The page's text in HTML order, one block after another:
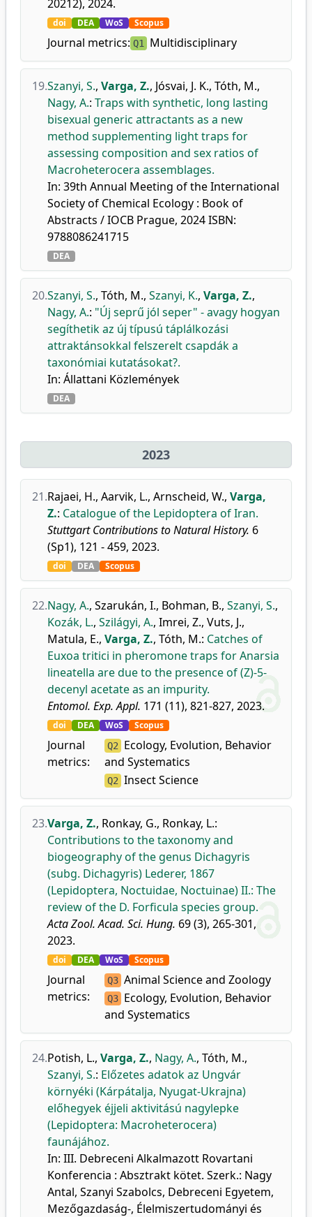
20212), 2024.
doi DEA WoS Scopus
Journal metrics: Q1 Multidisciplinary
19.Szanyi, S., Varga, Z., Jósvai, J. K., Tóth, M.,
Nagy, A.: Traps with synthetic, long lasting
bisexual generic attractants as a new
method supplementing light traps for
assessing composition and sex ratios of
Macroheterocera assemblages.
In: 39th Annual Meeting of the International
Society of Chemical Ecology : Book of
Abstracts / IOCB Prague, 2024 ISBN:
9788086241715
DEA
20.Szanyi, S., Tóth, M., Szanyi, K., Varga, Z.,
Nagy, A.: "Új seprű jól seper" - avagy hogyan
segíthetik az új típusú táplálkozási
attraktánsokkal felszerelt csapdák a
taxonómiai kutatásokat?.
In: Állattani Közlemények
DEA
2023
21.Rajaei, H., Aarvik, L., Arnscheid, W., Varga,
Z.: Catalogue of the Lepidoptera of Iran.
Stuttgart Contributions to Natural History. 6
(Sp1), 121 - 459, 2023.
doi DEA Scopus
22.Nagy, A., Szarukán, I., Bohman, B., Szanyi, S.,
Kozák, L., Szilágyi, A., Imrei, Z., Vuts, J.,
Matula, E., Varga, Z., Tóth, M.: Catches of
Euxoa tritici in pheromone traps for Anarsia
lineatella are due to the presence of (Z)-5-
decenyl acetate as an impurity.
Entomol. Exp. Appl. 171 (11), 821-827, 2023.
doi DEA WoS Scopus
Journal
metrics:
Q2 Ecology, Evolution, Behavior
and Systematics
Q2 Insect Science
23.Varga, Z., Ronkay, G., Ronkay, L.:
Contributions to the taxonomy and
biogeography of the genus Dichagyris
(subg. Dichagyris) Lederer, 1867
(Lepidoptera, Noctuidae, Noctuinae) II.: The
review of the D. Forficula species group.
Acta Zool. Acad. Sci. Hung. 69 (3), 265-301,
2023.
doi DEA WoS Scopus
Journal
metrics:
Q3 Animal Science and Zoology
Q3 Ecology, Evolution, Behavior
and Systematics
24.Potish, L., Varga, Z., Nagy, A., Tóth, M.,
Szanyi, S.: Előzetes adatok az Ungvár
környéki (Kárpátalja, Nyugat-Ukrajna)
előhegyek éjjeli aktivitású nagylepke
(Lepidoptera: Macroheterocera)
faunájához.
In: III. Debreceni Alkalmazott Rovartani
Konferencia : Absztrakt kötet. Szerk.: Nagy
Antal, Szanyi Szabolcs, Debreceni Egyetem,
Mezőgazdaság-, Élelmiszertudományi és